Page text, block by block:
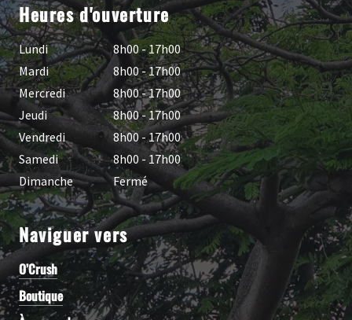
Heures d'ouverture
Lundi
8h00 - 17h00
Mardi
8h00 - 17h00
Mercredi
8h00 - 17h00
Jeudi
8h00 - 17h00
Vendredi
8h00 - 17h00
Samedi
8h00 - 17h00
Dimanche
Fermé
Naviguer vers
O’Crush
Boutique